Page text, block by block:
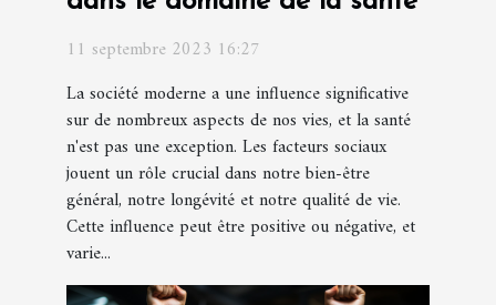
11 septembre 2023 16:27
La société moderne a une influence significative
sur de nombreux aspects de nos vies, et la santé
n'est pas une exception. Les facteurs sociaux
jouent un rôle crucial dans notre bien-être
général, notre longévité et notre qualité de vie.
Cette influence peut être positive ou négative, et
varie...